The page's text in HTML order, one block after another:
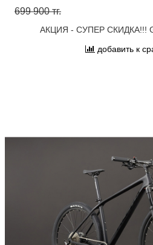
699 900 тг.
АКЦИЯ - СУПЕР СКИДКА!!!
добавить к